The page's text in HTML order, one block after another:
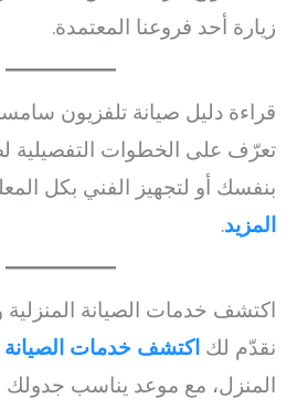
زيارة أحد فروعنا المعتمدة.
قراءة دليل صيانة تلفزيون
تعرّف على الخطوات التفصيلية
بنفسك أو لتجهيز الفني بكل
المزيد.
اكتشف خدمات الصيانة المنزلية
نقدّم لكاكتشف خدمات الصيانة
المنزل، مع موعد يناسب جدولك